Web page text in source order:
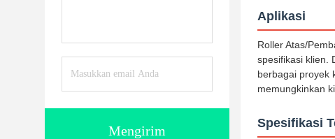
Mengirim
Aplikasi
Roller Atas/
spesifikasi klien.
berbagai proyek
memungkinkan
Spesifikasi